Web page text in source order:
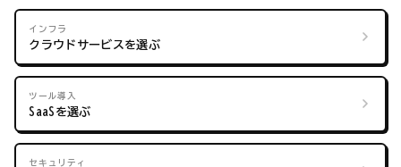
インフラ
クラウドサービスを選ぶ
ツール導入
SaaSを選ぶ
セキュリティ